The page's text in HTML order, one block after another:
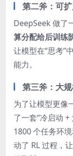
第二斧：可
DeepSeek 做了
算分配给后训练
让模型在“思考”
能力。
第三斧：大
为了让模型更像
了一套“冷启动
1800 个任务环
动了 RL 过程，